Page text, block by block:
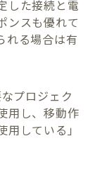
した接続と電
ンスも優れて
れる場合は有
プロジェク
用し、移動作
している」